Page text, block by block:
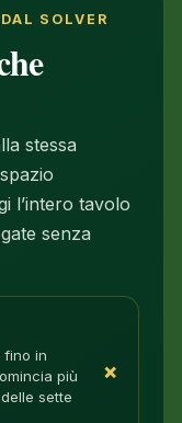
SOLVER
stessa
l’intero tavolo
senza
fino in
più
sette
+